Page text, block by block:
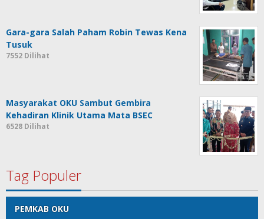
Gara-gara Salah Paham Robin Tewas Kena
Tusuk
7552 Dilihat
Masyarakat OKU Sambut Gembira
Kehadiran Klinik Utama Mata BSEC
6528 Dilihat
Tag Populer
PEMKAB OKU